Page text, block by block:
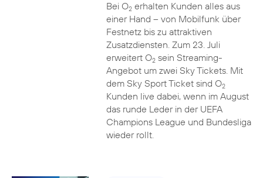
Bei O2erhalten Kunden alles aus
einer Hand – von Mobilfunk über
Festnetz bis zu attraktiven
Zusatzdiensten. Zum 23. Juli
erweitert O2sein Streaming-
Angebot um zwei Sky Tickets. Mit
dem Sky Sport Ticket sind O2
Kunden live dabei, wenn im August
das runde Leder in der UEFA
Champions League und Bundesliga
wieder rollt.